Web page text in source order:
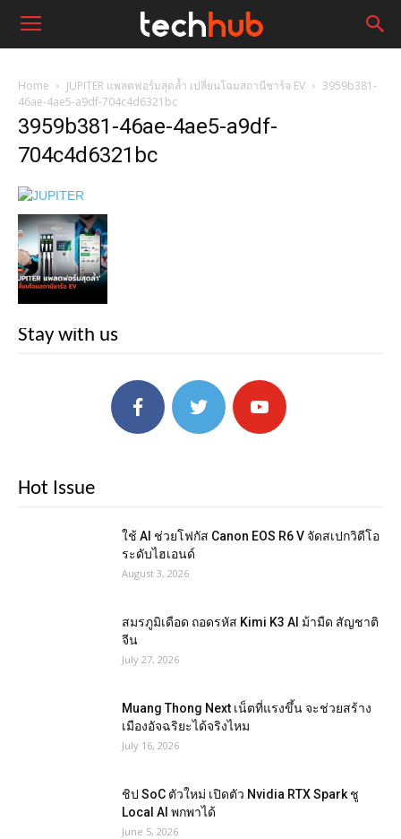
Home JUPITER แพลตฟอร์มสุดล้ำ เปลี่ยนโฉมสถานีชาร์จ EV
3959b381-
46ae-4ae5-a9df-704c4d6321bc
3959b381-46ae-4ae5-a9df-
704c4d6321bc
Stay with us
Hot Issue
ใช้ AI ช่วยโฟกัส Canon EOS R6 V จัดสเปกวิดีโอ
ระดับไฮเอนด์
August 3, 2026
สมรภูมิเดือด ถอดรหัส Kimi K3 AI ม้ามืด สัญชาติ
จีน
July 27, 2026
Muang Thong Next เน็ตที่แรงขึ้น จะช่วยสร้าง
เมืองอัจฉริยะได้จริงไหม
July 16, 2026
ชิป SoC ตัวใหม่ เปิดตัว Nvidia RTX Spark ชู
Local AI พกพาได้
June 5, 2026